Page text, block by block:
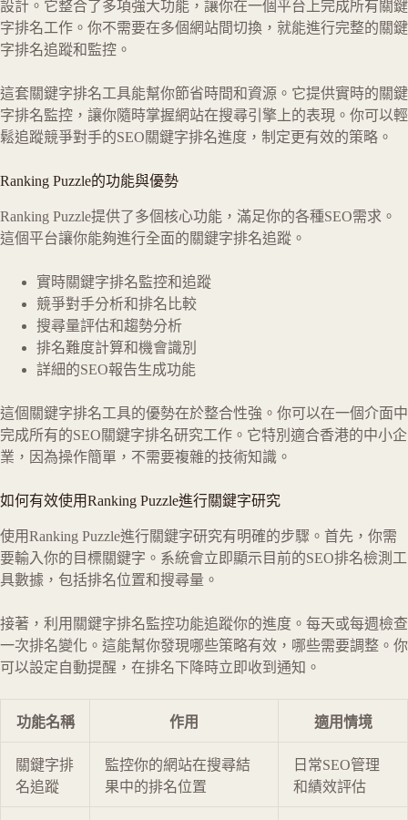
設計。它整合了多項強大功能，讓你在一個平台上完成所有關鍵
字排名工作。你不需要在多個網站間切換，就能進行完整的關鍵
字排名追蹤和監控。
這套關鍵字排名工具能幫你節省時間和資源。它提供實時的關鍵
字排名監控，讓你隨時掌握網站在搜尋引擎上的表現。你可以輕
鬆追蹤競爭對手的SEO關鍵字排名進度，制定更有效的策略。
Ranking Puzzle的功能與優勢
Ranking Puzzle提供了多個核心功能，滿足你的各種SEO需求。
這個平台讓你能夠進行全面的關鍵字排名追蹤。
實時關鍵字排名監控和追蹤
競爭對手分析和排名比較
搜尋量評估和趨勢分析
排名難度計算和機會識別
詳細的SEO報告生成功能
這個關鍵字排名工具的優勢在於整合性強。你可以在一個介面中
完成所有的SEO關鍵字排名研究工作。它特別適合香港的中小企
業，因為操作簡單，不需要複雜的技術知識。
如何有效使用Ranking Puzzle進行關鍵字研究
使用Ranking Puzzle進行關鍵字研究有明確的步驟。首先，你需
要輸入你的目標關鍵字。系統會立即顯示目前的SEO排名檢測工
具數據，包括排名位置和搜尋量。
接著，利用關鍵字排名監控功能追蹤你的進度。每天或每週檢查
一次排名變化。這能幫你發現哪些策略有效，哪些需要調整。你
可以設定自動提醒，在排名下降時立即收到通知。
功能名稱 作用 適用情境
關鍵字排
名追蹤
監控你的網站在搜尋結
果中的排名位置
日常SEO管理
和績效評估